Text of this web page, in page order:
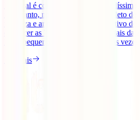
Portugal é conhecido pelas suas
no entanto, no seu interior, está repleto de
natureza e ar puro. Por isso, o objetivo
conhecer as 7 melhores praias fluviais da
Estes pequenos paraísos, muitas das
Ler mais